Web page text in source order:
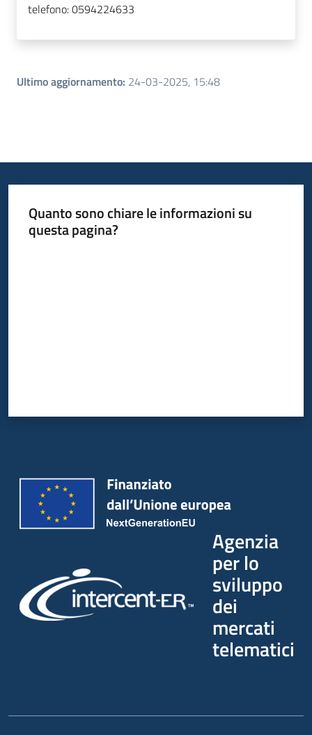
telefono:0594224633
Ultimo aggiornamento: 24-03-2025, 15:48
Quanto sono chiare le informazioni su
questa pagina?
Agenzia
per lo
sviluppo
dei
mercati
telematici